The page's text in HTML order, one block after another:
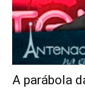
A parábola